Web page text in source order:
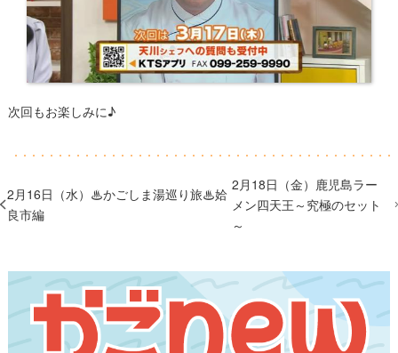
次回もお楽しみに♪
2月16日（水）♨かごしま湯巡り旅♨姶
良市編
2月18日（金）鹿児島ラー
メン四天王～究極のセット
～